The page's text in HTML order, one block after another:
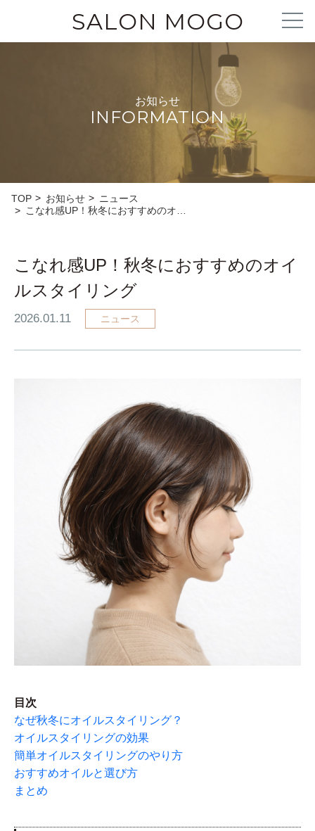
SALON MOGO
お知らせ
INFORMATION
TOP お知らせ
ニュース
こなれ感UP！秋冬におすすめのオ…
こなれ感UP！秋冬におすすめのオイ
ルスタイリング
2026.01.11 ニュース
目次
なぜ秋冬にオイルスタイリング？
オイルスタイリングの効果
簡単オイルスタイリングのやり方
おすすめオイルと選び方
まとめ